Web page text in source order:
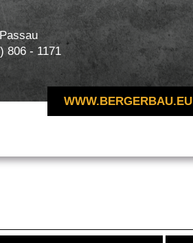
806 - 1171
WWW.BERGERBAU.EU